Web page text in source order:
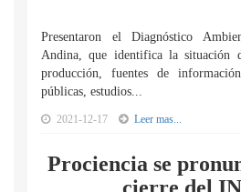
Presentaron el Diagnóstico
Andina, que identifica la situación
producción, fuentes de
públicas, estudios...
2021-12-17 Leer mas...
Prociencia se